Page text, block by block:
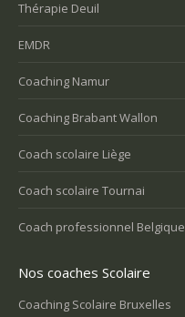
Thérapie Deuil
EMDR
Coaching Namur
Coaching Brabant Wallon
Coach scolaire Liège
Coach scolaire Tournai
Coach professionnel Belgique
Nos coaches Scolaire
Coaching Scolaire Bruxelles